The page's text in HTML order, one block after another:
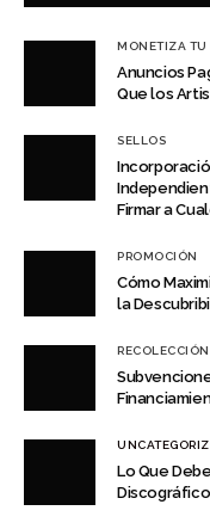
MONETIZA
Anuncios
Que los
SELLOS
Firmar a
PROMOCIÓN
Cómo
la
Lo Que
Discográfico